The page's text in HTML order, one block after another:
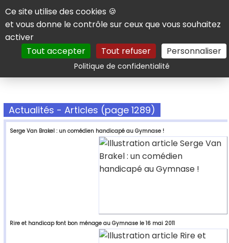
Panneau de gestion des cookies
Ce site utilise des cookies 🍪
et vous donne le contrôle sur ceux que vous souhaitez
activer
Tout accepter
Tout refuser Personnaliser
Politique de confidentialitéRechercher
Actualités - Articles (page 1289)
Serge Van Brakel : un comédien handicapé au Gymnase !
Rire et handicap font bon ménage au Gymnase le 16 mai 2011